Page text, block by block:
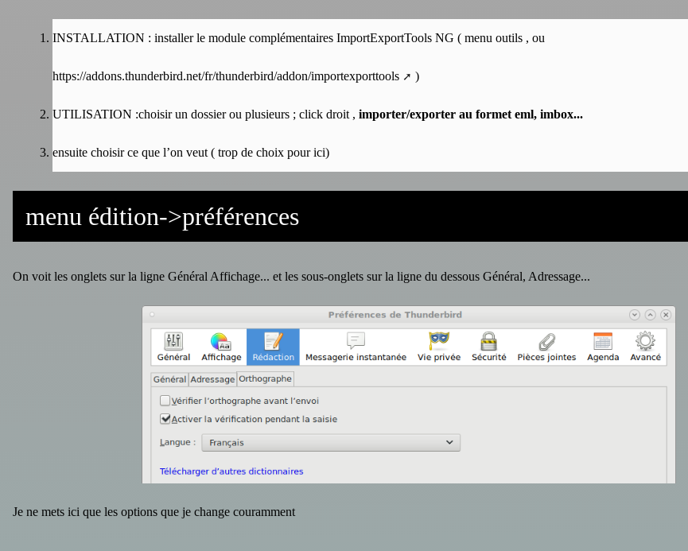
INSTALLATION : installer le module complémentaires ImportExportTools NG ( menu outils , ou
https://addons.thunderbird.net/fr/thunderbird/addon/importexporttools )
UTILISATION :choisir un dossier ou plusieurs ; click droit , importer/exporter au formet eml, imbox...
ensuite choisir ce que l’on veut ( trop de choix pour ici)
menu édition->préférences
On voit les onglets sur la ligne Général Affichage... et les sous-onglets sur la ligne du dessous Général, Adressage...
Je ne mets ici que les options que je change couramment